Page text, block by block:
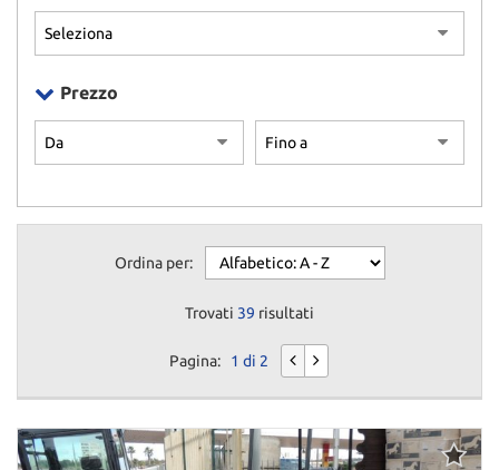
Prezzo
Ordina per:
Trovati 39 risultati
Pagina: 1 di 2